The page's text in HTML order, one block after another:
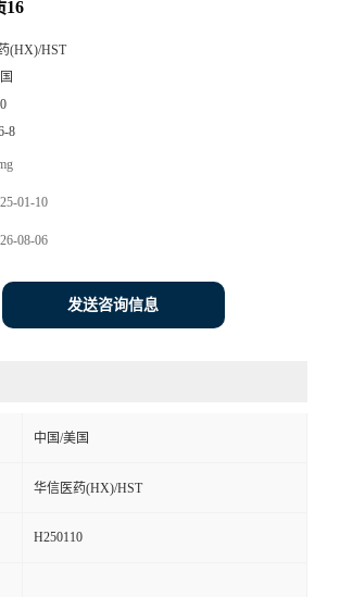
16
(HX)/HST
8
01-10
08-06
发送咨询信息
中国/美国
华信医药(HX)/HST
H250110